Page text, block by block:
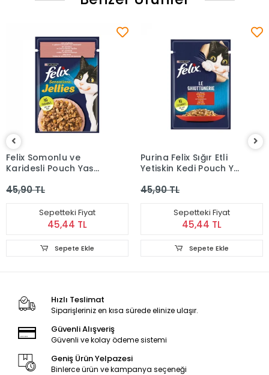
Felix Somonlu ve
Karidesli Pouch Yaş
45,90 TL
Sepetteki Fiyat
45,44 TL
Sepete Ekle
Purina Felix Sığır Etli
Yetişkin Kedi Pouch Yaş
45,90 TL
Sepetteki Fiyat
45,44 TL
Sepete Ekle
Hızlı Teslimat
Siparişleriniz en kısa sürede elinize ulaşır.
Güvenli Alışveriş
Güvenli ve kolay ödeme sistemi
Geniş Ürün Yelpazesi
Binlerce ürün ve kampanya seçeneği